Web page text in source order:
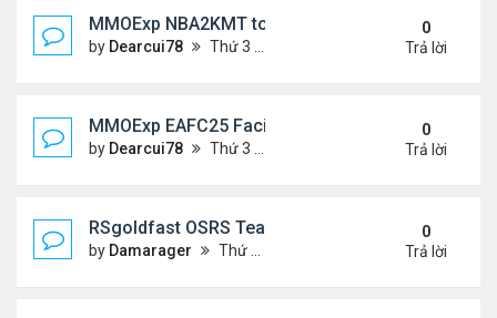
MMOExp NBA2KMT to the team’s success
by Dearcui78 Thứ 3 Tháng 12 10, 2024 1:07 am
0
Trả lời
MMOExp EAFC25 Facilities Cards in Clubs
by Dearcui78 Thứ 3 Tháng 12 10, 2024 1:05 am
0
Trả lời
RSgoldfast OSRS Team Ironman: A Thrilling
by Damarager Thứ 4 Tháng 11 27, 2024 12:51 am
0
Trả lời